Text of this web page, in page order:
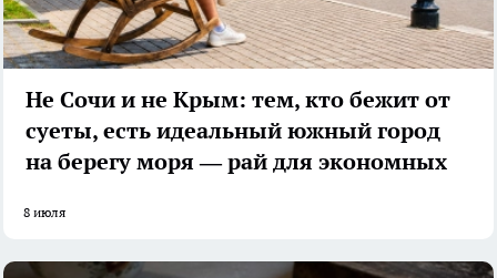
Не Сочи и не Крым: тем, кто бежит от
суеты, есть идеальный южный город
на берегу моря — рай для экономных
8 июля